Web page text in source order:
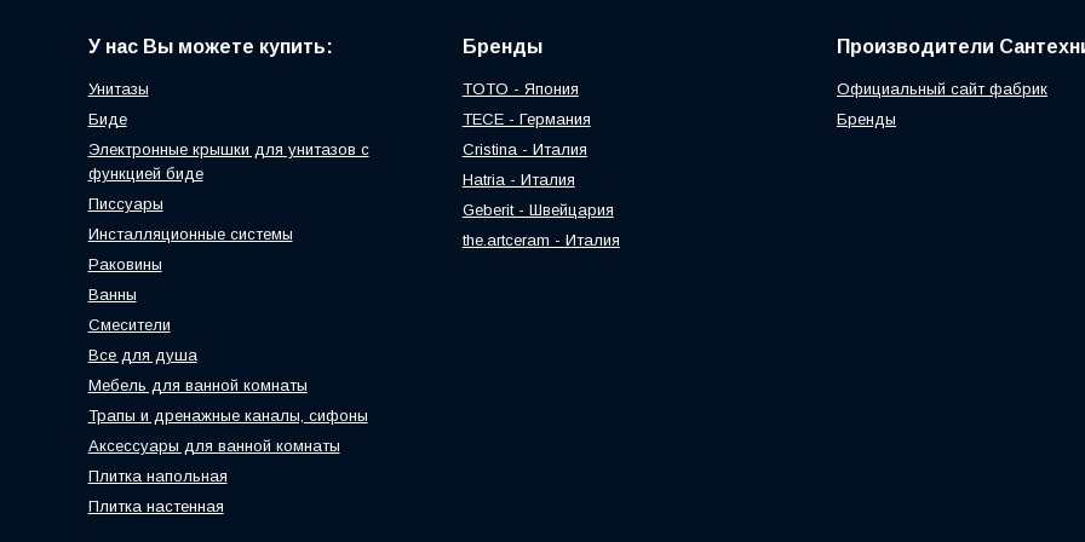
У нас Вы можете купить:
Унитазы
Биде
Электронные крышки для унитазов с
функцией биде
Писсуары
Инсталляционные системы
Раковины
Ванны
Смесители
Все для душа
Мебель для ванной комнаты
Трапы и дренажные каналы, сифоны
Аксессуары для ванной комнаты
Плитка напольная
Плитка настенная
Бренды
TOTO - Япония
TECE - Германия
Cristina - Италия
Hatria - Италия
Geberit - Швейцария
the.artceram - Италия
Производители
Официальный сайт фабрик
Бренды